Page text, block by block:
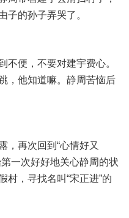
子的孙子弄哭了。
便，不要对建宇费心。
，他知道嘛。静周苦恼后
再次回到“心情好又
一次好好地关心静周的状
村，寻找名叫“宋正进”的